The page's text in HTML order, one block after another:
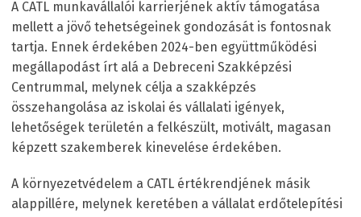
A CATL munkavállalói karrierjének aktív támogatása
mellett a jövő tehetségeinek gondozását is fontosnak
tartja. Ennek érdekében 2024-ben együttműködési
megállapodást írt alá a Debreceni Szakképzési
Centrummal, melynek célja a szakképzés
összehangolása az iskolai és vállalati igények,
lehetőségek területén a felkészült, motivált, magasan
képzett szakemberek kinevelése érdekében.
A környezetvédelem a CATL értékrendjének másik
alappillére, melynek keretében a vállalat erdőtelepítési